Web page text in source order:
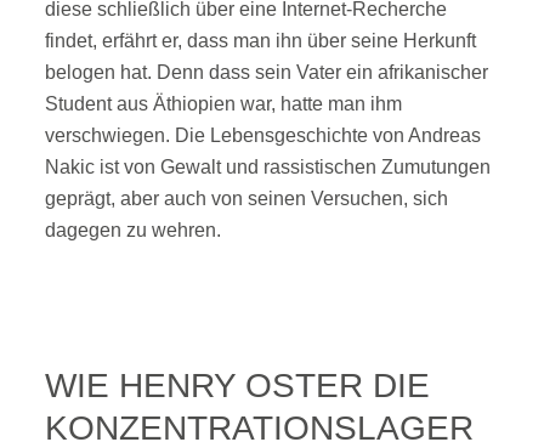
diese schließlich über eine Internet-Recherche
findet, erfährt er, dass man ihn über seine Herkunft
belogen hat. Denn dass sein Vater ein afrikanischer
Student aus Äthiopien war, hatte man ihm
verschwiegen. Die Lebensgeschichte von Andreas
Nakic ist von Gewalt und rassistischen Zumutungen
geprägt, aber auch von seinen Versuchen, sich
dagegen zu wehren.
WIE HENRY OSTER DIE
KONZENTRATIONSLAGER